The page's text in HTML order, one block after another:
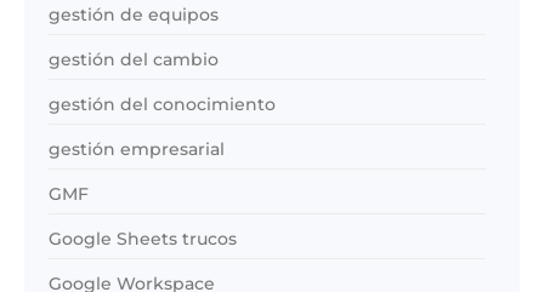
gestión de equipos
gestión del cambio
gestión del conocimiento
gestión empresarial
GMF
Google Sheets trucos
Google Workspace